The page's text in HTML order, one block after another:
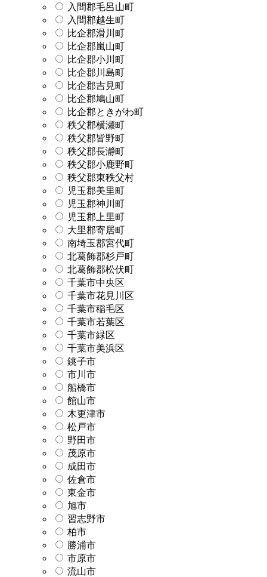
入間郡毛呂山町
入間郡越生町
比企郡滑川町
比企郡嵐山町
比企郡小川町
比企郡川島町
比企郡吉見町
比企郡鳩山町
比企郡ときがわ町
秩父郡横瀬町
秩父郡皆野町
秩父郡長瀞町
秩父郡小鹿野町
秩父郡東秩父村
児玉郡美里町
児玉郡神川町
児玉郡上里町
大里郡寄居町
南埼玉郡宮代町
北葛飾郡杉戸町
北葛飾郡松伏町
千葉市中央区
千葉市花見川区
千葉市稲毛区
千葉市若葉区
千葉市緑区
千葉市美浜区
銚子市
市川市
船橋市
館山市
木更津市
松戸市
野田市
茂原市
成田市
佐倉市
東金市
旭市
習志野市
柏市
勝浦市
市原市
流山市